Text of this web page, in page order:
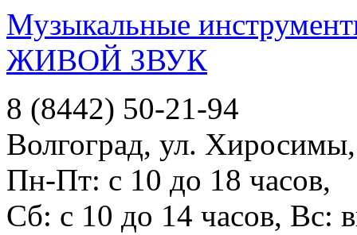
Музыкальные
ЖИВОЙ ЗВУК
8 (8442) 50-21-94
Волгоград, ул.
Пн-Пт: с 10 до 18 часов,
Сб: с 10 до 14 часов, Вс: